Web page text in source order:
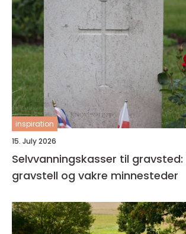
inspiration
15. July 2026
Selvvanningskasser til gravsted:
gravstell og vakre minnesteder